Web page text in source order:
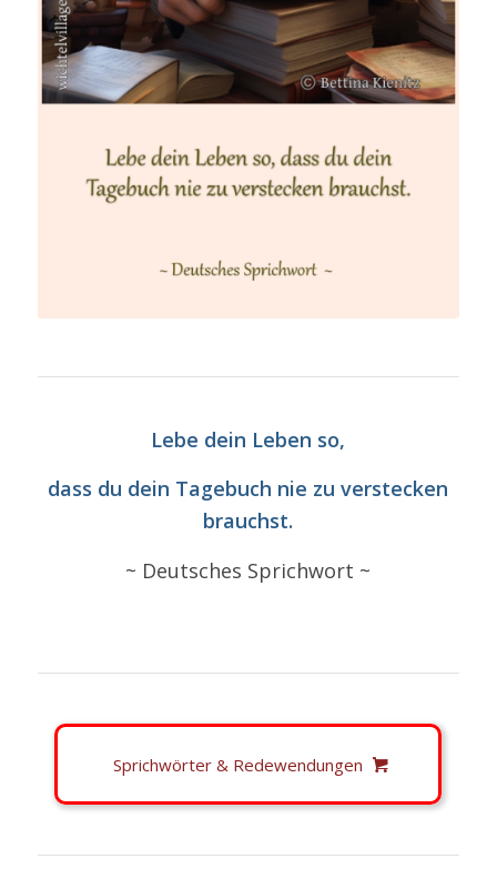
Lebe dein Leben so,
dass du dein Tagebuch nie zu verstecken
brauchst.
~ Deutsches Sprichwort ~
Sprichwörter & Redewendungen